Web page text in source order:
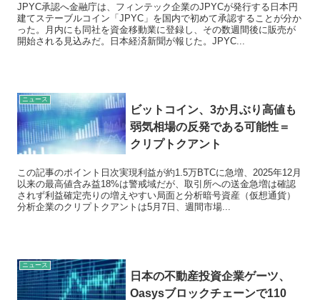
JPYC承認へ金融庁は、フィンテック企業のJPYCが発行する日本円
建てステーブルコイン「JPYC」を国内で初めて承認することが分か
った。月内にも同社を資金移動業に登録し、その数週間後に販売が
開始される見込みだ。日本経済新聞が報じた。JPYC...
ニュース
ビットコイン、3か月ぶり高値も
弱気相場の反発である可能性＝
クリプトクアント
この記事のポイント日次実現利益が約1.5万BTCに急増、2025年12月
以来の最高値含み益18%は警戒域だが、取引所への送金急増は確認
されず利益確定売りの増えやすい局面と分析暗号資産（仮想通貨）
分析企業のクリプトクアントは5月7日、週間市場...
ニュース
日本の不動産投資企業ゲーツ、
Oasysブロックチェーンで110